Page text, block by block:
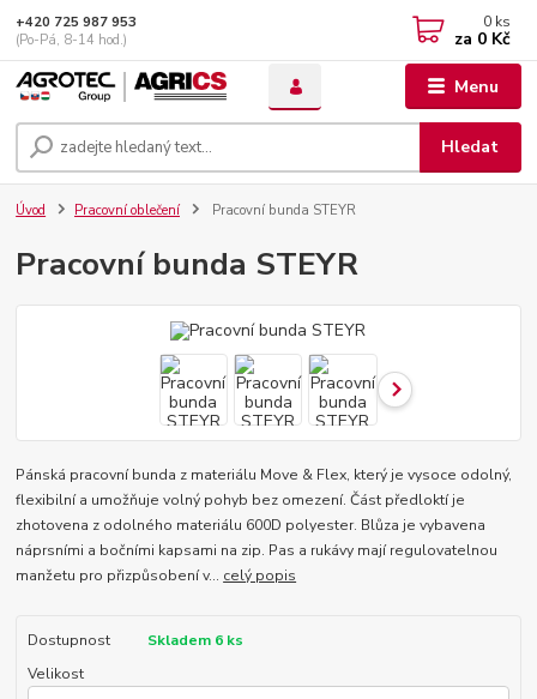
Menu
Hledat
+420 725 987 953
(Po-Pá, 8-14 hod.)
0 ks
za 0 Kč
Úvod Pracovní oblečení Pracovní bunda STEYR
Pracovní bunda STEYR
Pánská pracovní bunda z materiálu Move & Flex, který je vysoce odolný,
flexibilní a umožňuje volný pohyb bez omezení. Část předloktí je
zhotovena z odolného materiálu 600D polyester. Blůza je vybavena
náprsními a bočními kapsami na zip. Pas a rukávy mají regulovatelnou
manžetu pro přizpůsobení v... celý popis
Dostupnost
Skladem 6 ks
Velikost